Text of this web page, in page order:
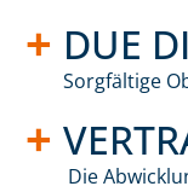
DUE
Sorgfältige
Die